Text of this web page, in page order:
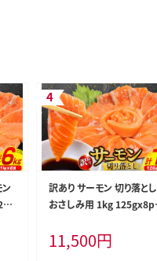
訳あり サーモン 切り落とし
おさしみ用 1kg 125gx8p
20564313] 魚 魚介類 鮭 お
刺し身 刺し身 刺身 生 生食
11,500円